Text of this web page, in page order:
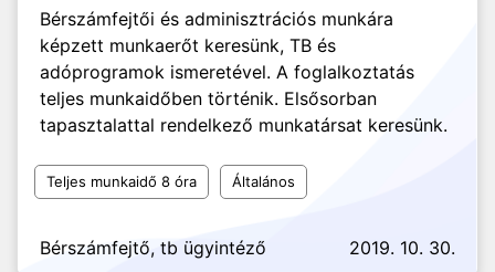
Bérszámfejtői és adminisztrációs munkára
képzett munkaerőt keresünk, TB és
adóprogramok ismeretével. A foglalkoztatás
teljes munkaidőben történik. Elsősorban
tapasztalattal rendelkező munkatársat keresünk.
Teljes munkaidő 8 óra Általános
Bérszámfejtő, tb ügyintéző 2019. 10. 30.